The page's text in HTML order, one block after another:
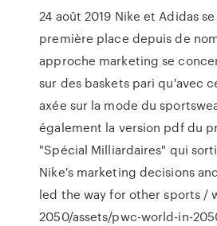
24 août 2019 Nike et Adidas
première place depuis de
approche marketing se
sur des baskets pari qu'avec
axée sur la mode du
également la version pdf du
"Spécial Milliardaires" qui
Nike's marketing decisions
led the way for other sports /
2050/assets/pwc-world-in-